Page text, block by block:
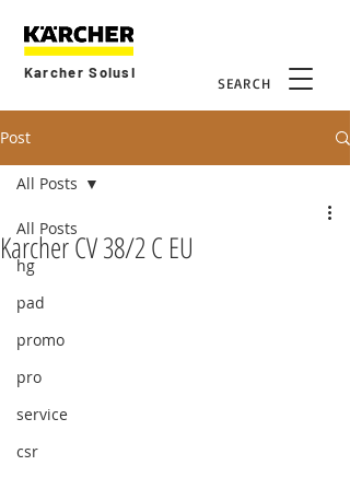
SEARCH
Karcher Solusi
Post
All Posts
hg
pad
promo
pro
service
csr
All Posts
Karcher CV 38/2 C EU